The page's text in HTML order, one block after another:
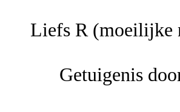
Liefs R (moeilijke
Getuigenis